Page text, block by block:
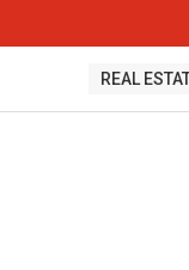
REAL